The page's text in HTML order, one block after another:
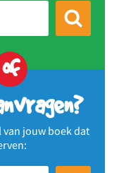
of
van jouw boek dat